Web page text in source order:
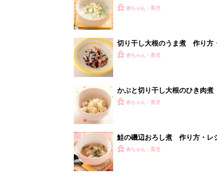
赤ちゃん・育児
切り干し大根のうま煮 作り方
赤ちゃん・育児
かぶと切り干し大根のひき肉
赤ちゃん・育児
鮭の磯辺おろし煮 作り方・レ
赤ちゃん・育児